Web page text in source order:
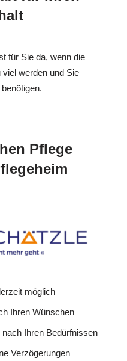
für Sie da, wenn die
werden und Sie
Pflege
möglich
Ihren Wünschen
Ihren Bedürfnissen
Verzögerungen